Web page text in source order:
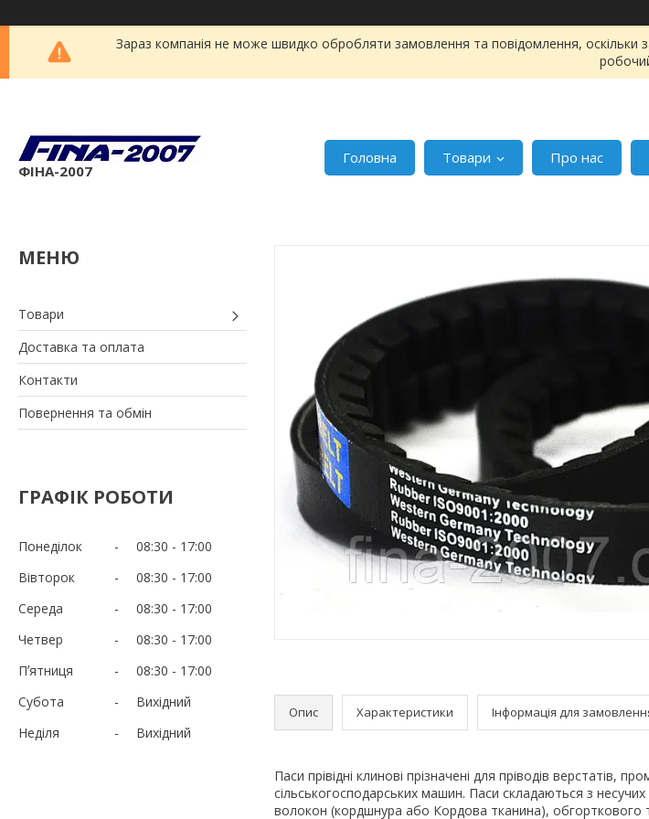
Зараз компанія не може швидко обробляти замовлення та повідомлення, оскільки
ФІНА-2007
Головна Товари Про нас
Товари
Доставка та оплата
Контакти
Повернення та обмін
ГРАФІК РОБОТИ
Понеділок 08:30
17:00
Вівторок
08:30
17:00
Середа
08:30
17:00
Четвер
08:30
17:00
Пʼятниця
08:30
17:00
Субота
Вихідний
Неділя
Вихідний
Опис Характеристики Інформація для
Паси прівідні клинові прізначені для пріводів верстатів,
сільськогосподарських машин. Паси складаються з несучих
волокон (кордшнура або Кордова тканина), обгорткового